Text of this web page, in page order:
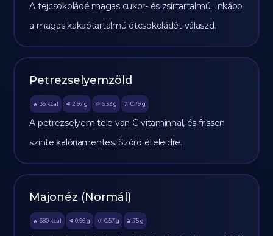
A tejcsokoládé magas cukor- és zsírtartalmú. Inkább
a magas kakaótartalmú étcsokoládét válaszd.
Petrezselyemzöld
🔥 36 kcal 🥩 2.97 g 🥔 6.33g 🫒 0.79 g
A petrezselyem tele van C-vitaminnal, és frissen
szinte kalóriamentes. Szórd ételeidre.
Majonéz (Normál)
🔥 680 kcal 🥩 0.96 g 🥔 0.57g 🫒 75 g